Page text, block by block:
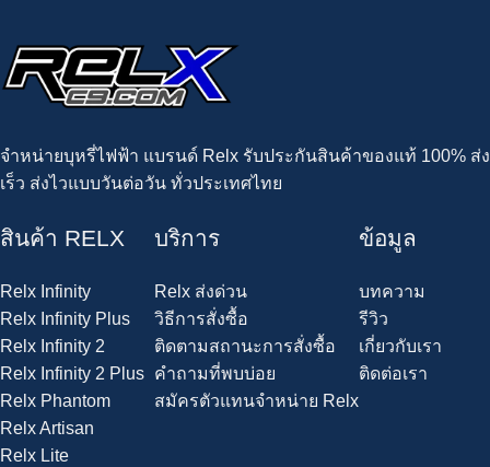
จำหน่ายบุหรี่ไฟฟ้า แบรนด์ Relx รับประกันสินค้าของแท้ 100% ส่ง
เร็ว ส่งไวแบบวันต่อวัน ทั่วประเทศไทย
สินค้า RELX
Relx Infinity
Relx Infinity Plus
Relx Infinity 2
Relx Infinity 2 Plus
Relx Phantom
Relx Artisan
Relx Lite
บริการ
Relx ส่งด่วน
วิธีการสั่งซื้อ
ติดตามสถานะการสั่งซื้อ
คำถามที่พบบ่อย
สมัครตัวแทนจำหน่าย Relx
ข้อมูล
บทความ
รีวิว
เกี่ยวกับเรา
ติดต่อเรา